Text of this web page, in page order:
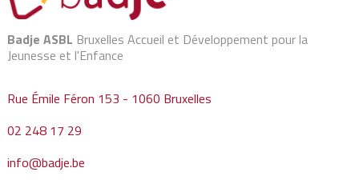
Badje ASBL Bruxelles Accueil et Développement pour la
Jeunesse et l'Enfance
Rue Émile Féron 153 - 1060 Bruxelles
02 248 17 29
info@badje.be